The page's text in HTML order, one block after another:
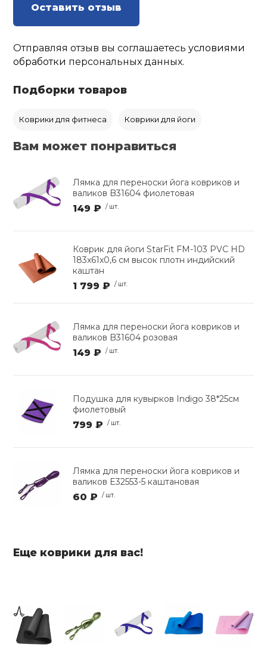
Оставить отзыв
Отправляя отзыв вы соглашаетесьусловиями
обработки персональных данных.
Подборки товаров
Коврики для фитнеса Коврики для йоги
Вам может понравиться
Лямка для переноски йога ковриков и
валиков B31604 фиолетовая
149 ₽ / шт.
Коврик для йоги StarFit FM-103 PVC HD
183x61x0,6 см высок плотн индийский
каштан
1 799 ₽ / шт.
Лямка для переноски йога ковриков и
валиков B31604 розовая
149 ₽ / шт.
Подушка для кувырков Indigo 38*25см
фиолетовый
799 ₽ / шт.
Лямка для переноски йога ковриков и
валиков E32553-5 каштановая
60 ₽ / шт.
Еще коврики для вас!